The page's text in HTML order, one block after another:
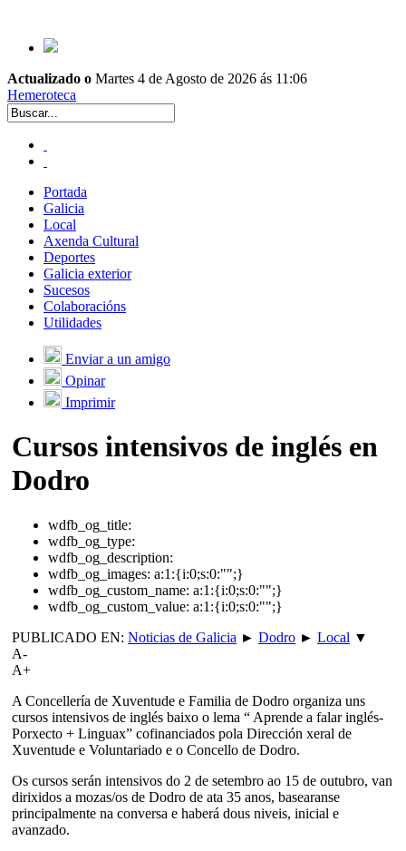
Actualizado o Martes 4 de Agosto de 2026 ás 11:06
Hemeroteca
Portada
Galicia
Local
Axenda Cultural
Deportes
Galicia exterior
Sucesos
Colaboracións
Utilidades
Enviar a un amigo
Opinar
Imprimir
Cursos intensivos de inglés en
Dodro
wdfb_og_title:
wdfb_og_type:
wdfb_og_description:
wdfb_og_images: a:1:{i:0;s:0:"";}
wdfb_og_custom_name: a:1:{i:0;s:0:"";}
wdfb_og_custom_value: a:1:{i:0;s:0:"";}
PUBLICADO EN: Noticias de Galicia ► Dodro ► Local ▼
A-
A+
A Concellería de Xuventude e Familia de Dodro organiza uns
cursos intensivos de inglés baixo o lema “ Aprende a falar inglés-
Porxecto + Linguax” cofinanciados pola Dirección xeral de
Xuventude e Voluntariado e o Concello de Dodro.
Os cursos serán intensivos do 2 de setembro ao 15 de outubro, van
dirixidos a mozas/os de Dodro de ata 35 anos, basearanse
principalmente na conversa e haberá dous niveis, inicial e
avanzado.